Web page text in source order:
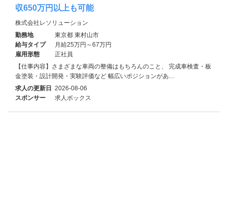
収650万円以上も可能
株式会社レソリューション
勤務地
東京都 東村山市
給与タイプ
月給25万円～67万円
雇用形態
正社員
【仕事内容】さまざまな車両の整備はもちろんのこと、 完成車検査・板
金塗装・設計開発・実験評価など 幅広いポジションがあ…
求人の更新日 2026-08-06
スポンサー
求人ボックス